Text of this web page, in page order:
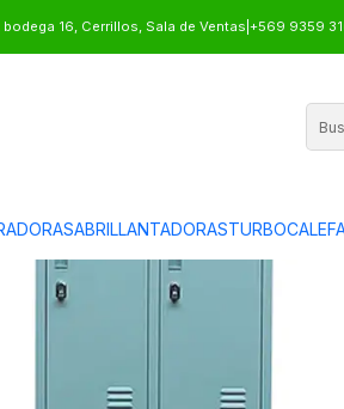
ABRILLANTADORAS
16, Cerrillos, Sala de Ventas +569 9359
COMERCIALES LOCKER 2 CUERPOS 4